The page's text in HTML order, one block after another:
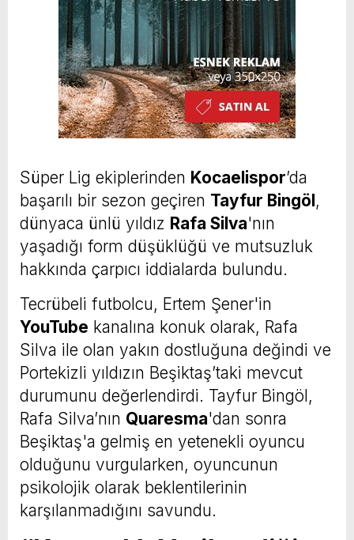
Süper Lig ekiplerinden Kocaelispor’da
başarılı bir sezon geçiren Tayfur Bingöl,
dünyaca ünlü yıldız Rafa Silva'nın
yaşadığı form düşüklüğü ve mutsuzluk
hakkında çarpıcı iddialarda bulundu.
Tecrübeli futbolcu, Ertem Şener'in
YouTube kanalına konuk olarak, Rafa
Silva ile olan yakın dostluğuna değindi ve
Portekizli yıldızın Beşiktaş’taki mevcut
durumunu değerlendirdi. Tayfur Bingöl,
Rafa Silva’nın Quaresma'dan sonra
Beşiktaş'a gelmiş en yetenekli oyuncu
olduğunu vurgularken, oyuncunun
psikolojik olarak beklentilerinin
karşılanmadığını savundu.